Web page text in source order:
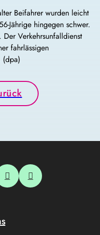
Beifahrer wurden leicht
Jährige hingegen schwer.
Verkehrsunfalldienst
fahrlässigen
(dpa)